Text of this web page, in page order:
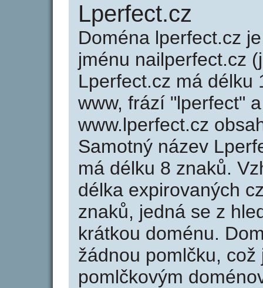
Lperfect.cz
Doména lperfect.cz
jménu nailperfect.cz
Lperfect.cz má délku
www, frází "lperfect"
www.lperfect.cz
Samotný název
má délku 8 znaků.
délka expirovaných
znaků, jedná se z
krátkou doménu.
žádnou pomlčku,
pomlčkovým